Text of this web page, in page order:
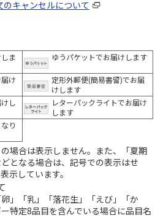
のキャンセルについて
ま
ゆうパケットでお届けします
け
定形外郵便(簡易書留)でお届
けします
し
レターパックライトでお届け
します
り
場合は表示しません。また、「夏期
となる場合は、記号での表示はせ
示しています。
」「乳」「落花生」「えび」「か
特定8品目を含んでいる場合に品目名